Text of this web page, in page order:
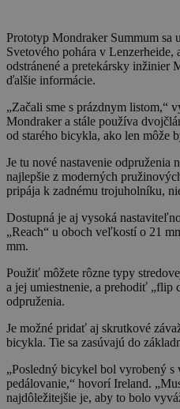
Prototyp Mondraker Summum sa
Svetového pohára v Lenzerheide,
odstránené a pretekársky inžinier
ďalšie informácie.
„Začali sme s prázdnym listom,“
Mondraker a stále používa
od starého bicykla, ako len môže
Je tu nové nastavenie odpruženia
najlepšie z moderných
pripája k zadnému trojuholníku,
Dostupná je aj vysoká
„Reach“ u oboch veľkostí o 21
mm.
Použiť môžete rôzne typy
a jej umiestnenie, a prehodiť „flip
odpruženia.
Je možné pridať aj skrutkové
bicykla. Tie sa zasúvajú do
„Posledný bicykel bol vyrobený s
pedálovanie,“ hovorí Ireland.
najdôležitejšie je, aby to bolo